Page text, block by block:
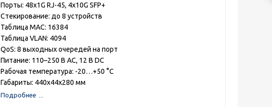
Порты: 48x1G RJ-45, 4x10G SFP+
Стекирование: до 8 устройств
Таблица MAC: 16384
Таблица VLAN: 4094
QoS: 8 выходных очередей на порт
Питание: 110–250 В AC, 12 В DC
Рабочая температура: -20…+50 °C
Габариты: 440x44x280 мм
Подробнее